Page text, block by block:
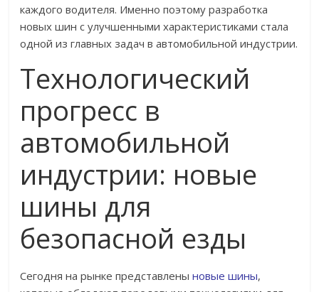
каждого водителя. Именно поэтому разработка
новых шин с улучшенными характеристиками стала
одной из главных задач в автомобильной индустрии.
Технологический
прогресс в
автомобильной
индустрии: новые
шины для
безопасной езды
Сегодня на рынке представленыновые шины,